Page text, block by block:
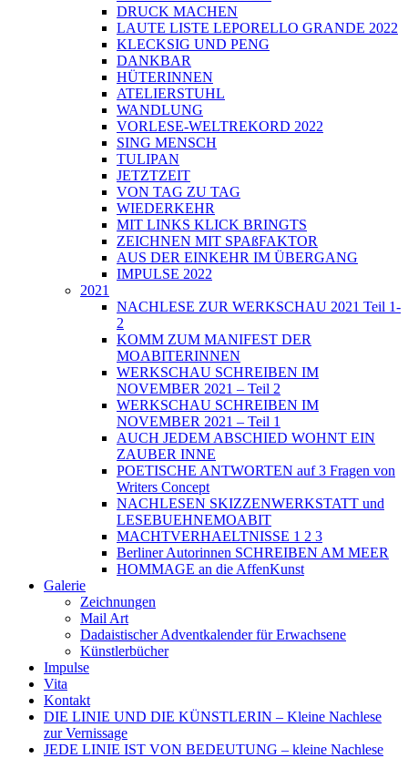
DRUCK MACHEN
LAUTE LISTE LEPORELLO GRANDE 2022
KLECKSIG UND PENG
DANKBAR
HÜTERINNEN
ATELIERSTUHL
WANDLUNG
VORLESE-WELTREKORD 2022
SING MENSCH
TULIPAN
JETZTZEIT
VON TAG ZU TAG
WIEDERKEHR
MIT LINKS KLICK BRINGTS
ZEICHNEN MIT SPAßFAKTOR
AUS DER EINKEHR IM ÜBERGANG
IMPULSE 2022
2021
NACHLESE ZUR WERKSCHAU 2021 Teil 1-
2
KOMM ZUM MANIFEST DER
MOABITERINNEN
WERKSCHAU SCHREIBEN IM
NOVEMBER 2021 – Teil 2
WERKSCHAU SCHREIBEN IM
NOVEMBER 2021 – Teil 1
AUCH JEDEM ABSCHIED WOHNT EIN
ZAUBER INNE
POETISCHE ANTWORTEN auf 3 Fragen von
Writers Concept
NACHLESEN SKIZZENWERKSTATT und
LESEBUEHNEMOABIT
MACHTVERHAELTNISSE 1 2 3
Berliner Autorinnen SCHREIBEN AM MEER
HOMMAGE an die AffenKunst
Galerie
Zeichnungen
Mail Art
Dadaistischer Adventkalender für Erwachsene
Künstlerbücher
Impulse
Vita
Kontakt
DIE LINIE UND DIE KÜNSTLERIN – Kleine Nachlese
zur Vernissage
JEDE LINIE IST VON BEDEUTUNG – kleine Nachlese